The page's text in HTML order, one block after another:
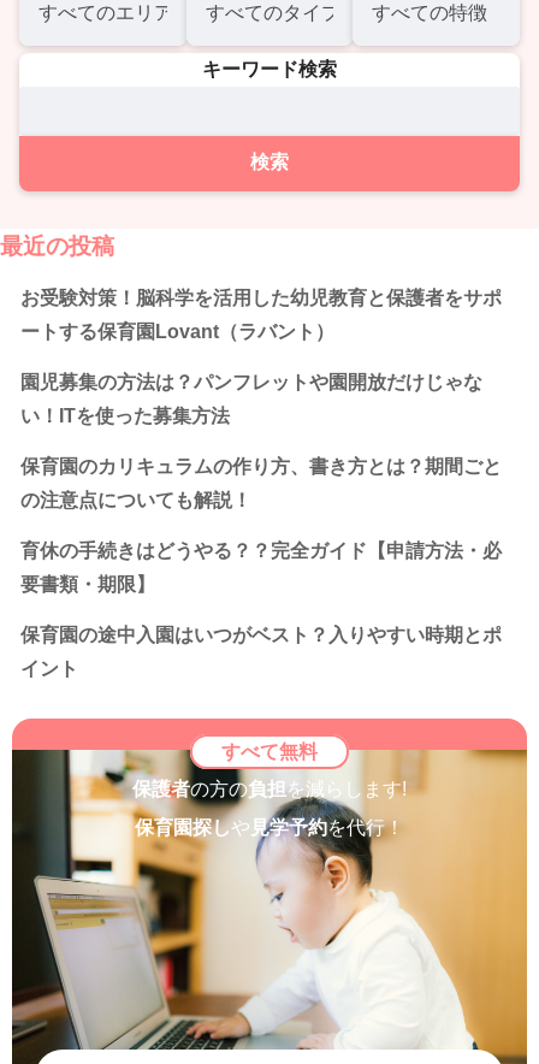
キーワード検索
最近の投稿
お受験対策！脳科学を活用した幼児教育と保護者をサポ
ートする保育園Lovant（ラバント）
園児募集の方法は？パンフレットや園開放だけじゃな
い！ITを使った募集方法
保育園のカリキュラムの作り方、書き方とは？期間ごと
の注意点についても解説！
育休の手続きはどうやる？？完全ガイド【申請方法・必
要書類・期限】
保育園の途中入園はいつがベスト？入りやすい時期とポ
イント
すべて無料
保護者の方の負担 を減らします!
保育園探しや 見学予約を代行！